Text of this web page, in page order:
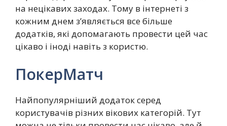
на нецікавих заходах. Тому в інтернеті з
кожним днем з’являється все більше
додатків, які допомагають провести цей час
цікаво і іноді навіть з користю.
ПокерМатч
Найпопулярніший додаток серед
користувачів різних вікових категорій. Тут